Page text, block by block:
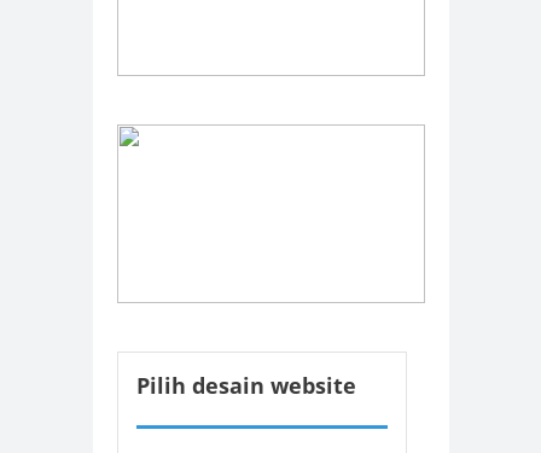
Pilih desain website